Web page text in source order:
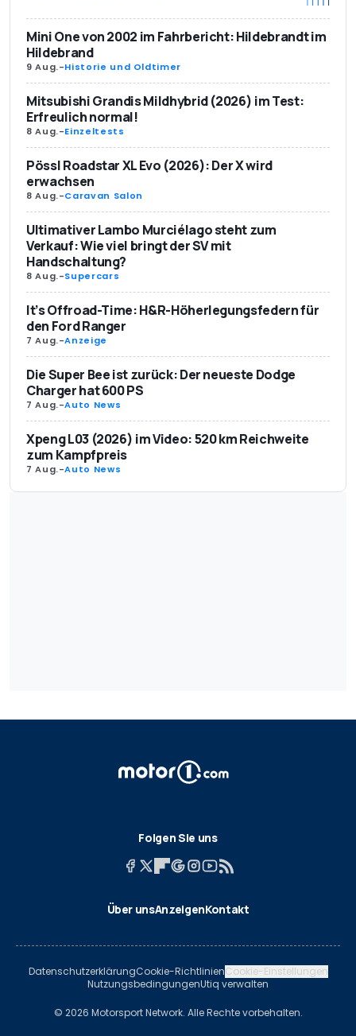
Mini One von 2002 im Fahrbericht: Hildebrandt im
Hildebrand
9 Aug.-Historie und Oldtimer
Mitsubishi Grandis Mildhybrid (2026) im Test:
Erfreulich normal!
8 Aug.-Einzeltests
Pössl Roadstar XL Evo (2026): Der X wird
erwachsen
8 Aug.-Caravan Salon
Ultimativer Lambo Murciélago steht zum
Verkauf: Wie viel bringt der SV mit
Handschaltung?
8 Aug.-Supercars
It’s Offroad-Time: H&R-Höherlegungsfedern für
den Ford Ranger
7 Aug.-Anzeige
Die Super Bee ist zurück: Der neueste Dodge
Charger hat 600 PS
7 Aug.-Auto News
Xpeng L03 (2026) im Video: 520 km Reichweite
zum Kampfpreis
7 Aug.-Auto News
Folgen Sie uns
Über unsAnzeigenKontakt
DatenschutzerklärungCookie-RichtlinienCookie-Einstellungen
NutzungsbedingungenUtiq verwalten
© 2026 Motorsport Network. Alle Rechte vorbehalten.